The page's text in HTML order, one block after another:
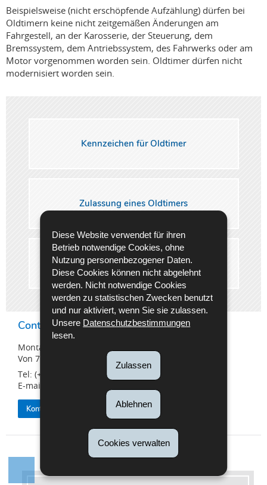
Diese Website verwendet für ihren
Betrieb notwendige Cookies, ohne
Nutzung personenbezogener Daten.
Diese Cookies können nicht abgelehnt
werden. Nicht notwendige Cookies
werden zu statistischen Zwecken benutzt
und nur aktiviert, wenn Sie sie zulassen.
Unsere Datenschutzbestimmungen
lesen.
Zulassen
Ablehnen
Cookies verwalten
Beispielsweise (nicht erschöpfende Aufzählung) dürfen bei
Oldtimern keine nicht zeitgemäßen Änderungen am
Fahrgestell, an der Karosserie, der Steuerung, dem
Bremssystem, dem Antriebssystem, des Fahrwerks oder am
Motor vorgenommen worden sein. Oldtimer dürfen nicht
modernisiert worden sein.
Kennzeichen für Oldtimer
Zulassung eines Oldtimers
Klassifizierung „Oldtimer“
Contact Center
Montag bis Freitag
Von 7:30 Uhr bis 16:30 Uhr
Tel: (+352) 26 626 - 400
E-mail:
Kontaktieren Sie die SNCA